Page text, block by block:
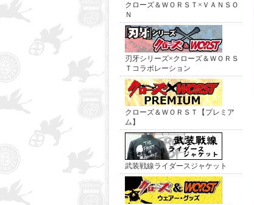
クローズ＆ＷＯＲＳＴ×ＶＡＮＳＯ
Ｎ
刃牙シリーズ×クローズ＆ＷＯＲＳ
Ｔコラボレーション
クローズ＆ＷＯＲＳＴ【プレミア
ム】
武装戦線ライダースジャケット